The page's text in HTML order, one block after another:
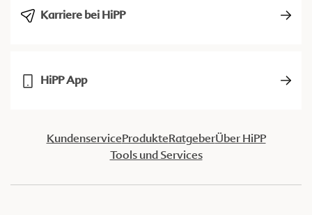
Karriere bei HiPP
HiPP App
KundenserviceProdukteRatgeberÜber HiPP
Tools und Services